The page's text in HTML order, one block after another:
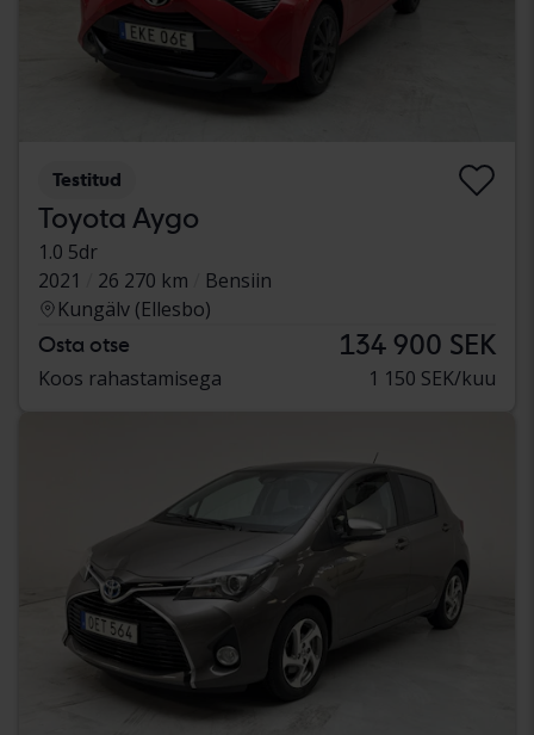
Testitud
Toyota Aygo
1.0 5dr
2021
26 270 km
Bensiin
Kungälv (Ellesbo)
Osta otse 134 900 SEK
Koos rahastamisega 1 150 SEK/kuu